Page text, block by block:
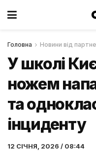
Головна Новини від
У школі
ножем
та
інциденту
12 СІЧНЯ, 2026 / 08:44